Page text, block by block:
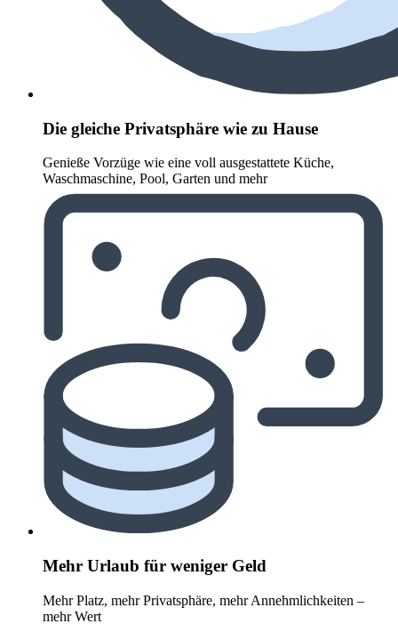
Die gleiche Privatsphäre wie zu Hause
Genieße Vorzüge wie eine voll ausgestattete Küche,
Waschmaschine, Pool, Garten und mehr
Mehr Urlaub für weniger Geld
Mehr Platz, mehr Privatsphäre, mehr Annehmlichkeiten –
mehr Wert